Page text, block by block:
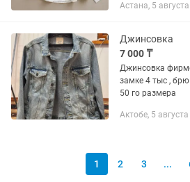
силуэту красиво
Астана, 5 августа
Джинсовка
7 000 ₸
Джинсовка
замке 4 тыс ,
50 го размера
Актобе, 5 августа
1 2 3 ...